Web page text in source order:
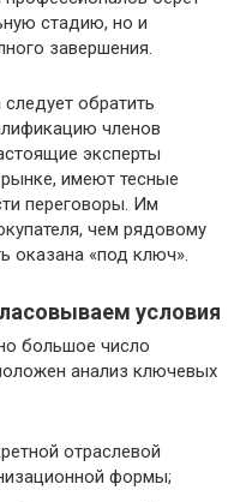
стадию, но и
завершения.
обратить
членов
эксперты
имеют тесные
переговоры. Им
чем рядовому
оказана «под ключ».
условия
большое число
анализ ключевых
отраслевой
формы;